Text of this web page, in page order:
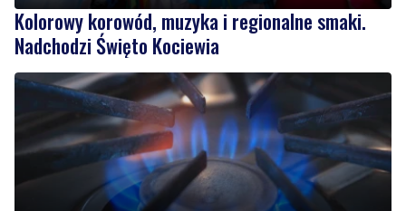
Kolorowy korowód, muzyka i regionalne smaki.
Nadchodzi Święto Kociewia